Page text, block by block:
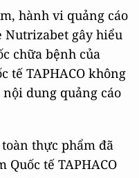
hành vi quảng cáo
Nutrizabet gây hiểu
chữa bệnh của
tế TAPHACO không
dung quảng cáo
thực phẩm đã
Quốc tế TAPHACO